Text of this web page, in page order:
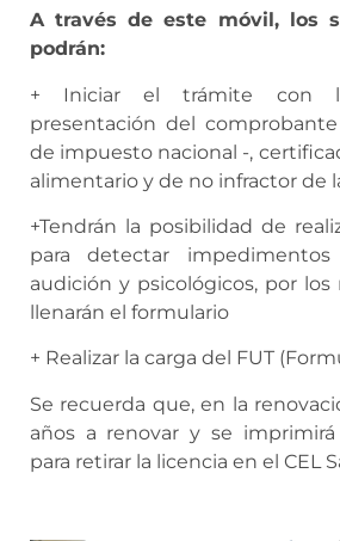
A través de este móvil, los
podrán:
+ Iniciar el trámite con
presentación del
de impuesto nacional -,
alimentario y de no infractor de
+Tendrán la posibilidad de
para detectar
audición y psicológicos, por
llenarán el formulario
+ Realizar la carga del FUT
Se recuerda que, en la
años a renovar y se
para retirar la licencia en el CEL